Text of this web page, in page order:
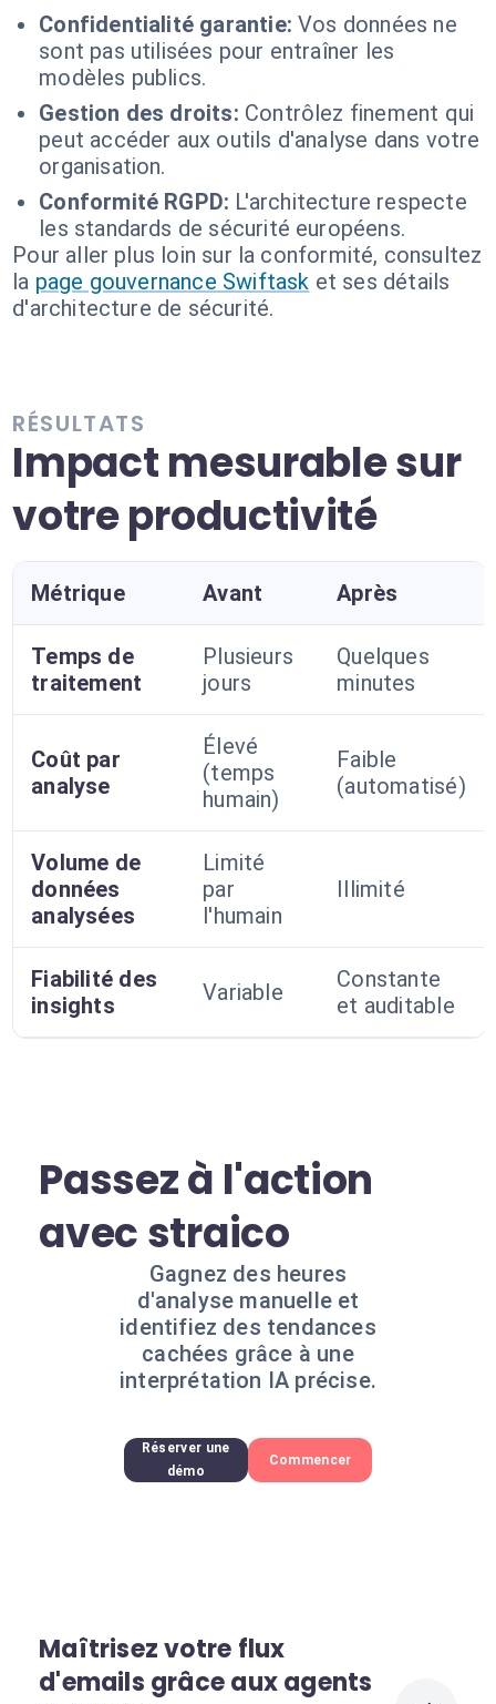
Confidentialité garantie: Vos données ne
sont pas utilisées pour entraîner les
modèles publics.
Gestion des droits: Contrôlez finement qui
peut accéder aux outils d'analyse dans votre
organisation.
Conformité RGPD: L'architecture respecte
les standards de sécurité européens.
Pour aller plus loin sur la conformité, consultez
la page gouvernance Swiftask et ses détails
d'architecture de sécurité.
RÉSULTATS
Impact mesurable sur
votre productivité
Métrique Avant Après
Temps de
traitement
Plusieurs
jours
Quelques
minutes
Coût par
analyse
Élevé
(temps
humain)
Faible
(automatisé)
Volume de
données
analysées
Limité
par
l'humain
Illimité
Fiabilité des
insights
Variable
Constante
et auditable
Passez à l'action
avec straico
Gagnez des heures
d'analyse manuelle et
identifiez des tendances
cachées grâce à une
interprétation IA précise.
Réserver une
démo
Commencer
Maîtrisez votre flux
d'emails grâce aux agents